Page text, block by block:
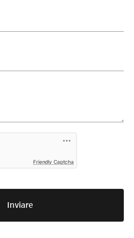
Friendly Captcha
Inviare